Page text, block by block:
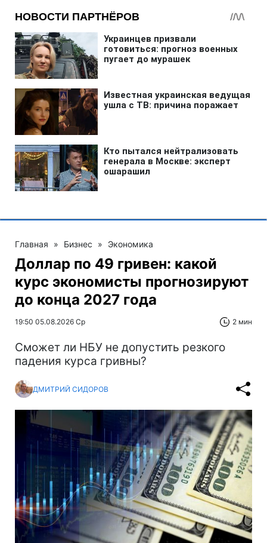
Главная » Бизнес » Экономика
Доллар по 49 гривен: какой
курс экономисты прогнозируют
до конца 2027 года
19:50 05.08.2026 Ср 2 мин
Сможет ли НБУ не допустить резкого
падения курса гривны?
ДМИТРИЙ СИДОРОВ